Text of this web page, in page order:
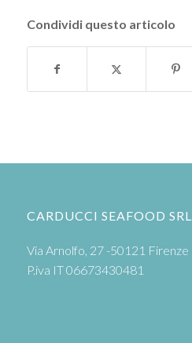
Condividi questo articolo
CARDUCCI SEAFOOD SRL
Via Arnolfo, 27 -50121 Firenze
P.iva IT 06673430481